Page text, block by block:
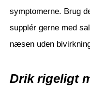
symptomerne. Brug
supplér gerne med
næsen uden
Drik rigeligt